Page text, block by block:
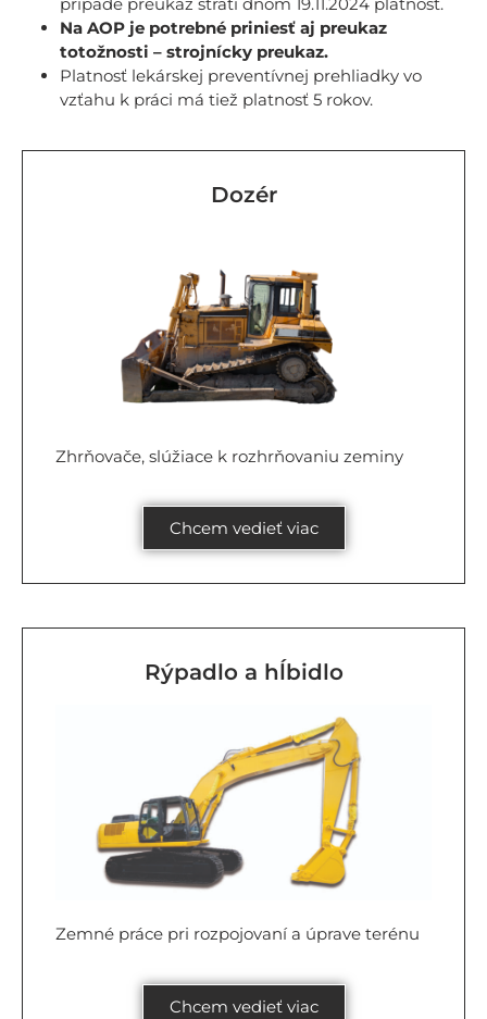
Na AOP je potrebné priniesť aj preukaz
totožnosti – strojnícky preukaz.
Platnosť lekárskej preventívnej prehliadky vo
vzťahu k práci má tiež platnosť 5 rokov.
Dozér
Zhrňovače, slúžiace k rozhrňovaniu zeminy
Chcem vedieť viac
Rýpadlo a hĺbidlo
Zemné práce pri rozpojovaní a úprave terénu
Chcem vedieť viac